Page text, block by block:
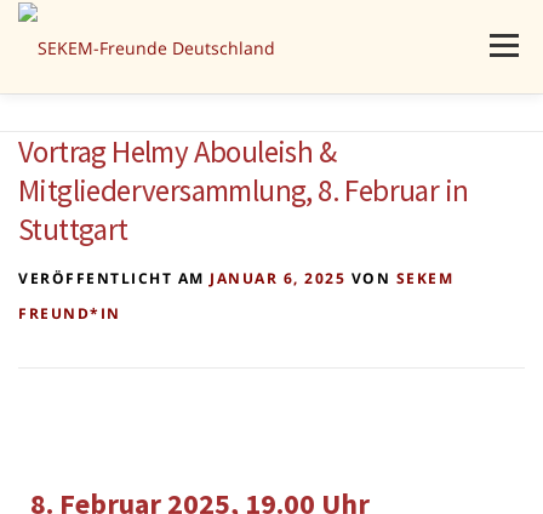
Menü
AKTUELLES PROJEKTE ÜBER UNS
SPENDEN KONTAKT
Vortrag Helmy Abouleish &
Mitgliederversammlung, 8. Februar in
Stuttgart
VERÖFFENTLICHT AM JANUAR 6, 2025 VON SEKEM
FREUND*IN
8. Februar 2025, 19.00 Uhr